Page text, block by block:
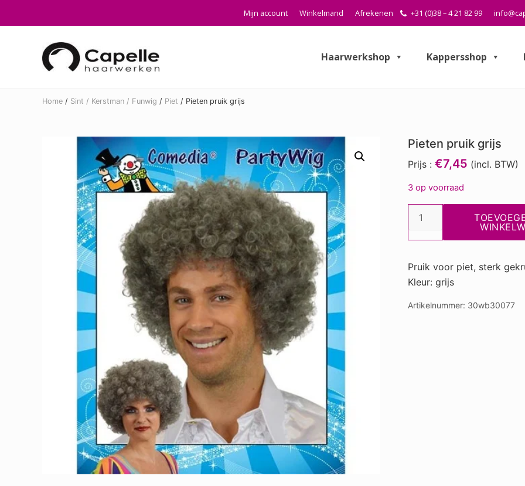
to
navigation
to
to
Mijn account Winkelmand Afrekenen +31 (0)38 – 4 21 82 99
Haarwerkshop Kappersshop
Home / Sint / Kerstman / Funwig / Piet / Pieten pruik grijs
Pieten pruik grijs
Prijs : €7,45 (incl. BTW)
3 op voorraad
Pieten
grijs
Pruik voor piet, sterk
Kleur: grijs
Artikelnummer: 30wb30077